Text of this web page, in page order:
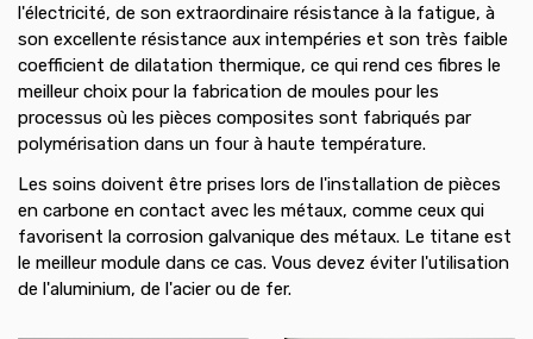
l'électricité, de son extraordinaire résistance à la fatigue, à
son excellente résistance aux intempéries et son très faible
coefficient de dilatation thermique, ce qui rend ces fibres le
meilleur choix pour la fabrication de moules pour les
processus où les pièces composites sont fabriqués par
polymérisation dans un four à haute température.
Les soins doivent être prises lors de l'installation de pièces
en carbone en contact avec les métaux, comme ceux qui
favorisent la corrosion galvanique des métaux. Le titane est
le meilleur module dans ce cas. Vous devez éviter l'utilisation
de l'aluminium, de l'acier ou de fer.